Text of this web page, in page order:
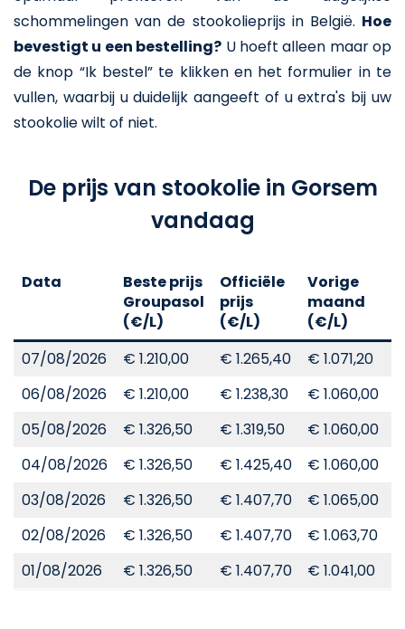
schommelingen van de stookolieprijs in België. Hoe
bevestigt u een bestelling? U hoeft alleen maar op
de knop “Ik bestel” te klikken en het formulier in te
vullen, waarbij u duidelijk aangeeft of u extra's bij uw
stookolie wilt of niet.
De prijs van stookolie in Gorsem
vandaag
Data
Beste prijs
Groupasol
(€/L)
Officiële
prijs
(€/L)
Vorige
maand
(€/L)
07/08/2026
€ 1.210,00 € 1.265,40 € 1.071,20
06/08/2026
€ 1.210,00 € 1.238,30 € 1.060,00
05/08/2026
€ 1.326,50 € 1.319,50 € 1.060,00
04/08/2026
€ 1.326,50 € 1.425,40 € 1.060,00
03/08/2026
€ 1.326,50 € 1.407,70 € 1.065,00
02/08/2026
€ 1.326,50 € 1.407,70 € 1.063,70
01/08/2026
€ 1.326,50 € 1.407,70 € 1.041,00